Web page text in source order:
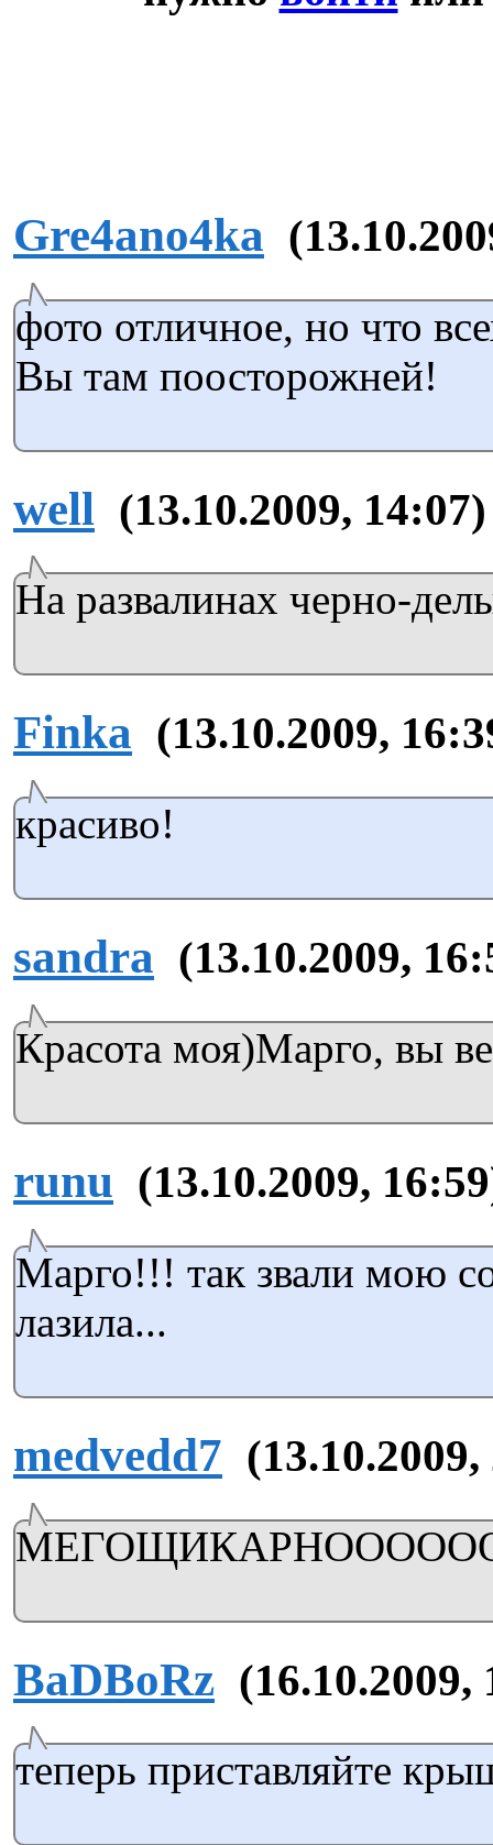
Gre4ano4ka
фото отличное, но что
Вы там поосторожней!
well (13.10.2009, 14:07)
На развалинах черно-
Finka (13.10.2009,
красиво!
sandra (13.10.2009,
Красота моя)Марго, вы
runu (13.10.2009,
Марго!!! так звали мою
лазила...
medvedd7
BaDBoRz (16.10.2009,
теперь приставляйте